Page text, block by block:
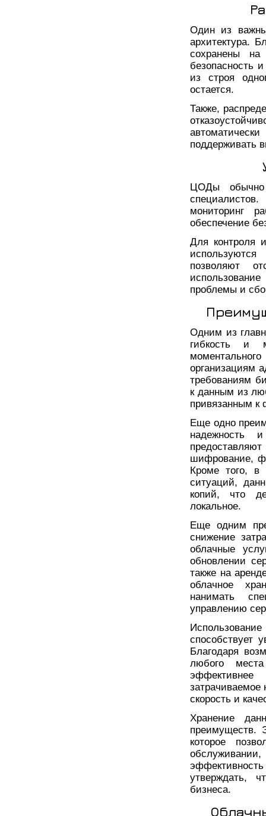
Один из
архитектура.
сохранены на
безопасность
из строя
остается.
Также,
поддерживать
ЦОДы обычно
мониторинг
обеспечение
Для контроля
позволяют
проблемы и
Одним из
гибкость и
организациям
требованиям
к данным из
привязанным к
Еще одно
надежность
шифрование,
Кроме того, в
ситуаций,
копий, что
локальное.
Еще одним
снижение
облачные
обновлении
также на
облачное
нанимать
управлению
способствует
Благодаря
любого
скорость и
Хранение
преимуществ.
которое
утверждать,
бизнеса.